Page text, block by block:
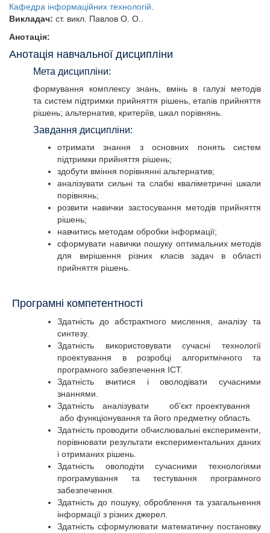
Кафедра інформаційних технологій
Викладач: ст. викл. Павлов О. О..
Анотація:
Анотація навчальної дисципліни
Мета дисципліни:
формування комплексу знань, вмінь в галузі методів
та систем підтримки прийняття рішень, етапів прийняття
рішень; альтернатив, критеріїв, шкал порівнянь.
Завдання дисципліни:
отримати знання з основних понять систем
підтримки прийняття рішень;
здобути вміння порівнянні альтернатив;
аналізувати сильні та слабкі кваліметричні шкали
порівнянь;
розвити навички застосування методів прийняття
рішень;
навчитись методам обробки інформації;
сформувати навички пошуку оптимальних методів
для вирішення різних класів задач в області
прийняття рішень.
Програмні компетентності
Здатність до абстрактного мислення, аналізу та
синтезу.
Здатність використовувати сучасні технології
проектування в розробці алгоритмічного та
програмного забезпечення ІСТ.
Здатність вчитися і оволодівати сучасними
знаннями.
Здатність аналізувати об’єкт проектування
або функціонування та його предметну область.
Здатність проводити обчислювальні експерименти,
порівнювати результати експериментальних даних
і отриманих рішень.
Здатність оволодіти сучасними технологіями
програмування та тестування програмного
забезпечення.
Здатність до пошуку, оброблення та узагальнення
інформації з різних джерел.
Здатність сформулювати математичну постановку